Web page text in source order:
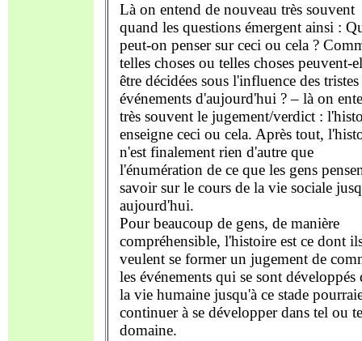
Là on entend de nouveau très souvent
quand les questions émergent ainsi :
peut-on penser sur ceci ou cela ?
telles choses ou telles choses peuvent-
être décidées sous l'influence des tristes
événements d'aujourd'hui ? – là on
très souvent le jugement/verdict :
enseigne ceci ou cela. Après tout,
n'est finalement rien d'autre que
l'énumération de ce que les gens
savoir sur le cours de la vie sociale
aujourd'hui.
Pour beaucoup de gens, de manière
compréhensible, l'histoire est ce dont
veulent se former un jugement de
les événements qui se sont développés
la vie humaine jusqu'à ce stade
continuer à se développer dans tel ou
domaine.